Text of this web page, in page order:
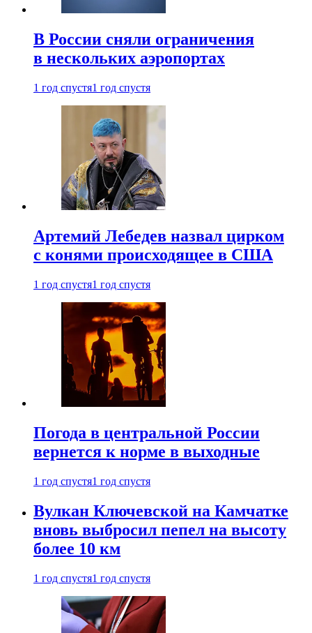
В России сняли ограничения
в нескольких аэропортах
1 год спустя1 год спустя
Артемий Лебедев назвал цирком
с конями происходящее в США
1 год спустя1 год спустя
Погода в центральной России
вернется к норме в выходные
1 год спустя1 год спустя
Вулкан Ключевской на Камчатке
вновь выбросил пепел на высоту
более 10 км
1 год спустя1 год спустя